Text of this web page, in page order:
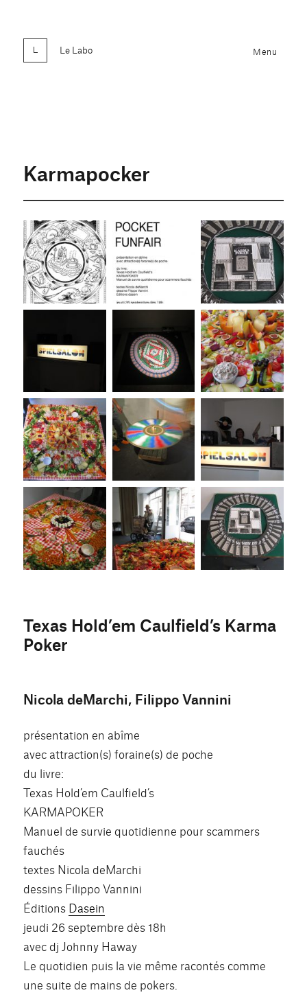
Le Labo Menu
Karmapocker
Texas Hold’em Caulfield’s Karma
Poker
Nicola deMarchi, Filippo Vannini
présentation en abîme
avec attraction(s) foraine(s) de poche
du livre:
Texas Hold’em Caulfield’s
KARMAPOKER
Manuel de survie quotidienne pour scammers
fauchés
textes Nicola deMarchi
dessins Filippo Vannini
Éditions Dasein
jeudi 26 septembre dès 18h
avec dj Johnny Haway
Le quotidien puis la vie même racontés comme
une suite de mains de pokers.